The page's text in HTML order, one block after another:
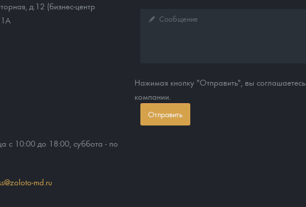
д.12 (бизнес-центр
с 10:00 до 18:00, суббота - по
md.ru
Нажимая кнопку "Отправить", вы соглашаетесь
компании.
Отправить